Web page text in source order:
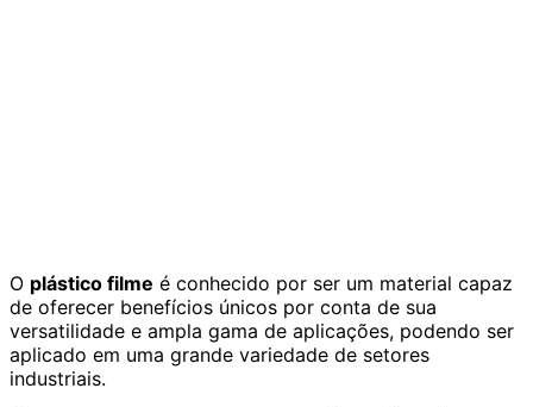
O plástico filme é conhecido por ser um material capaz
de oferecer benefícios únicos por conta de sua
versatilidade e ampla gama de aplicações, podendo ser
aplicado em uma grande variedade de setores
industriais.